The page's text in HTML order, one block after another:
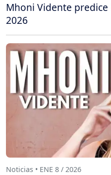
Mhoni Vidente
2026
Noticias • ENE 8 / 2026